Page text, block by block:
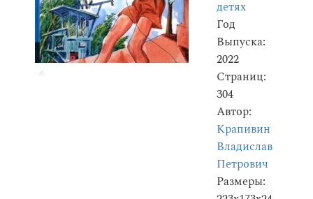
детях
Год
Выпуска:
2022
Страниц:
304
Автор:
Крапивин
Владислав
Петрович
Размеры: